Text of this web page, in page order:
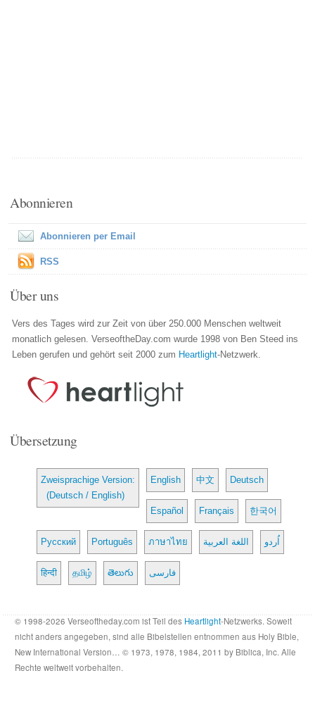
Abonnieren
Abonnieren per Email
RSS
Über uns
Vers des Tages wird zur Zeit von über 250.000 Menschen weltweit
monatlich gelesen. VerseoftheDay.com wurde 1998 von Ben Steed ins
Leben gerufen und gehört seit 2000 zum Heartlight-Netzwerk.
Übersetzung
Zweisprachige Version:
(Deutsch / English)
English 中文 Deutsch
Español Français 한국어
Русский Português ภาษาไทย اللغة العربية اُردو
हिन्दी தமிழ் తెలుగు فارسی
© 1998-2026 Verseoftheday.com ist Teil des Heartlight-Netzwerks. Soweit
nicht anders angegeben, sind alle Bibelstellen entnommen aus Holy Bible,
New International Version… © 1973, 1978, 1984, 2011 by Biblica, Inc. Alle
Rechte weltweit vorbehalten.